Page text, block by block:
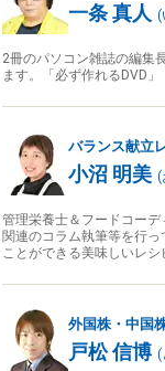
一条 真人 (
2冊のパソコン雑誌の編集
ます。「必ず作れるDVD
バランス献立
小沼 明美 (
管理栄養士＆フードコー
関連のコラム執筆等を行
ことができる美味しいレ
外国株・中国
戸松 信博 (